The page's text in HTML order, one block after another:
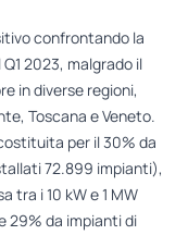
confrontando la
2023, malgrado il
in diverse regioni,
Toscana e Veneto.
per il 30% da
72.899 impianti),
tra i 10 kW e 1 MW
29% da impianti di